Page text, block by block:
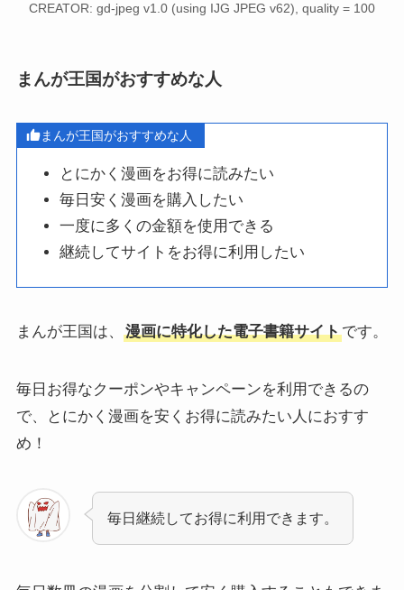
CREATOR: gd-jpeg v1.0 (using IJG JPEG v62), quality = 100
まんが王国がおすすめな人
まんが王国がおすすめな人
とにかく漫画をお得に読みたい
毎日安く漫画を購入したい
一度に多くの金額を使用できる
継続してサイトをお得に利用したい
まんが王国は、 漫画に特化した電子書籍サイトです。
毎日お得なクーポンやキャンペーンを利用できるの
で、とにかく漫画を安くお得に読みたい人におすす
め！
毎日継続してお得に利用できます。